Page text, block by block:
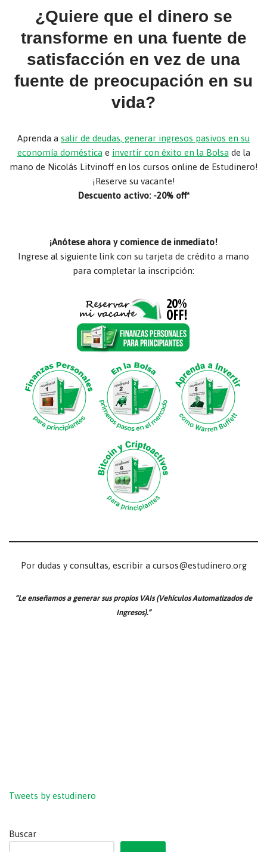
¿Quiere que el dinero se
transforme en una fuente de
satisfacción en vez de una
fuente de preocupación en su
vida?
Aprenda a salir de deudas, generar ingresos pasivos en su
economía doméstica e invertir con éxito en la Bolsa de la
mano de Nicolás Litvinoff en los cursos online de Estudinero!
¡Reserve su vacante!
Descuento activo: -20% off*
¡Anótese ahora y comience de inmediato!
Ingrese al siguiente link con su tarjeta de crédito a mano
para completar la inscripción:
Por dudas y consultas, escribir a cursos@estudinero.org
“Le enseñamos a generar sus propios VAIs (Vehículos Automatizados de
Ingresos).”
Tweets by estudinero
Buscar